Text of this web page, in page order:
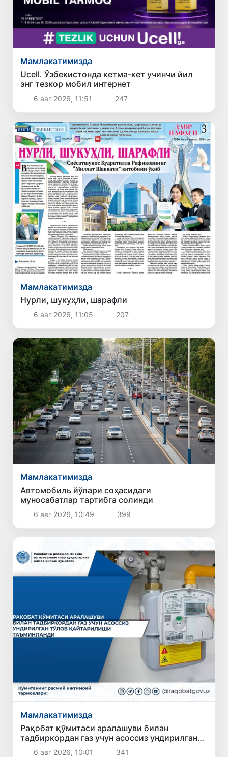
Мамлакатимизда
Ucell. Ўзбекистонда кетма-кет учинчи йил
энг тезкор мобил интернет
6 авг 2026, 11:51 247
Мамлакатимизда
Нурли, шукуҳли, шарафли
6 авг 2026, 11:05 207
Мамлакатимизда
Автомобиль йўлари соҳасидаги
муносабатлар тартибга солинди
6 авг 2026, 10:49 399
Мамлакатимизда
Рақобат қўмитаси аралашуви билан
тадбиркордан газ учун асоссиз ундирилган
тўлов қайтарилиши таъминланди
6 авг 2026, 10:01 341